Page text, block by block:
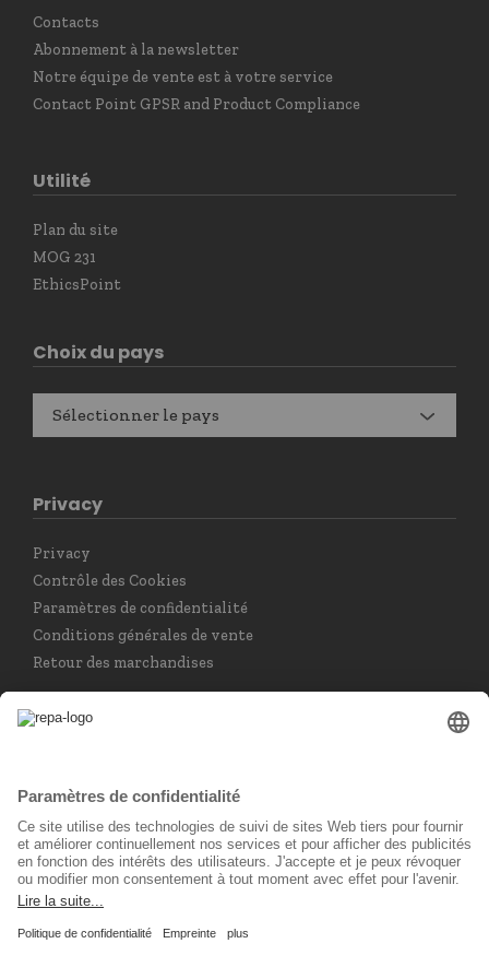
Contacts
Abonnement à la newsletter
Notre équipe de vente est à votre service
Contact Point GPSR and Product Compliance
Utilité
Plan du site
MOG 231
EthicsPoint
Choix du pays
Sélectionner le pays
Privacy
Privacy
Contrôle des Cookies
Paramètres de confidentialité
Conditions générales de vente
Retour des marchandises
Choisir la langue
Français
Réseau social